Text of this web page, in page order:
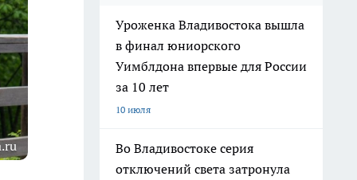
Уроженка Владивостока вышла
в финал юниорского
Уимблдона впервые для России
за 10 лет
10 июля
Во Владивостоке серия
отключений света затронула